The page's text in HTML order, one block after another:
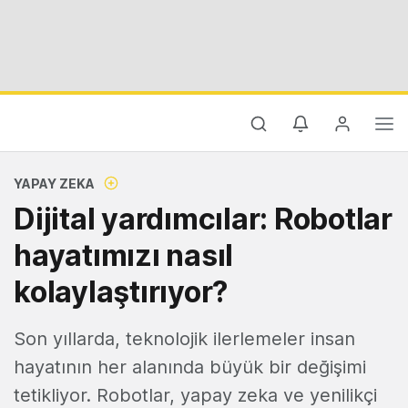
YAPAY ZEKA
Dijital yardımcılar: Robotlar
hayatımızı nasıl
kolaylaştırıyor?
Son yıllarda, teknolojik ilerlemeler insan
hayatının her alanında büyük bir değişimi
tetikliyor. Robotlar, yapay zeka ve yenilikçi